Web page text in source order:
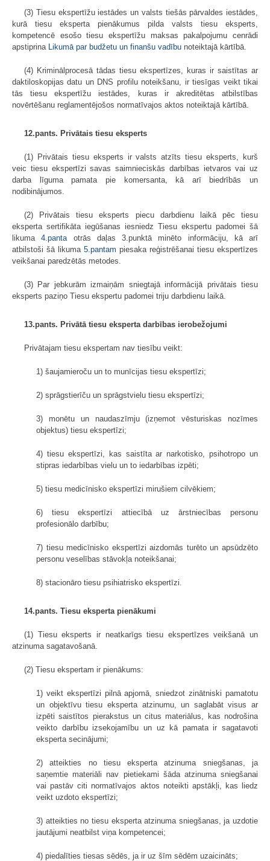
(3) Tiesu ekspertīžu iestādes un valsts tiešās pārvaldes iestādes,
kurā tiesu eksperta pienākumus pilda valsts tiesu eksperts,
kompetencē esošo tiesu ekspertīžu maksas pakalpojumu cenrādi
apstiprina Likumā par budžetu un finanšu vadību noteiktajā kārtībā.
(4) Kriminālprocesā tādas tiesu ekspertīzes, kuras ir saistītas ar
daktiloskopijas datu un DNS profilu noteikšanu, ir tiesīgas veikt tikai
tās tiesu ekspertīžu iestādes, kuras ir akreditētas atbilstības
novērtēšanu reglamentējošos normatīvajos aktos noteiktajā kārtībā.
12.pants. Privātais tiesu eksperts
(1) Privātais tiesu eksperts ir valsts atzīts tiesu eksperts, kurš
veic tiesu ekspertīzi savas saimnieciskās darbības ietvaros vai uz
darba līguma pamata pie komersanta, kā arī biedrībās un
nodibinājumos.
(2) Privātais tiesu eksperts piecu darbdienu laikā pēc tiesu
eksperta sertifikāta iegūšanas iesniedz Tiesu ekspertu padomei šā
likuma4.pantaotrās daļas 3.punktā minēto informāciju, kā arī
atbilstoši šā likuma 5.pantam piesaka reģistrēšanai tiesu ekspertīzes
veikšanai paredzētās metodes.
(3) Par jebkurām izmaiņām sniegtajā informācijā privātais tiesu
eksperts paziņo Tiesu ekspertu padomei triju darbdienu laikā.
13.pants. Privātā tiesu eksperta darbības ierobežojumi
Privātajam tiesu ekspertam nav tiesību veikt:
1) šaujamieroču un to munīcijas tiesu ekspertīzi;
2) sprāgstierīču un sprāgstvielu tiesu ekspertīzi;
3) monētu un naudaszīmju (izņemot vēsturiskas nozīmes
objektus) tiesu ekspertīzi;
4) tiesu ekspertīzi, kas saistīta ar narkotisko, psihotropo un
stipras iedarbības vielu un to iedarbības izpēti;
5) tiesu medicīnisko ekspertīzi mirušiem cilvēkiem;
6) tiesu ekspertīzi attiecībā uz ārstniecības personu
profesionālo darbību;
7) tiesu medicīnisko ekspertīzi aizdomās turēto un apsūdzēto
personu veselības stāvokļa noteikšanai;
8) stacionāro tiesu psihiatrisko ekspertīzi.
14.pants. Tiesu eksperta pienākumi
(1) Tiesu eksperts ir neatkarīgs tiesu ekspertīzes veikšanā un
atzinuma sagatavošanā.
(2) Tiesu ekspertam ir pienākums:
1) veikt ekspertīzi pilnā apjomā, sniedzot zinātniski pamatotu
un objektīvu tiesu eksperta atzinumu, un saglabāt visus ar
izpēti saistītos pierakstus un citus materiālus, kas nodrošina
veikto darbību izsekojamību un uz kā pamata ir sagatavoti
eksperta secinājumi;
2) atteikties no tiesu eksperta atzinuma sniegšanas, ja
saņemtie materiāli nav pietiekami šāda atzinuma sniegšanai
vai pastāv citi normatīvajos aktos noteikti apstākļi, kas liedz
veikt uzdoto ekspertīzi;
3) atteikties no tiesu eksperta atzinuma sniegšanas, ja uzdotie
jautājumi neatbilst viņa kompetencei;
4) piedalīties tiesas sēdēs, ja ir uz šīm sēdēm uzaicināts;